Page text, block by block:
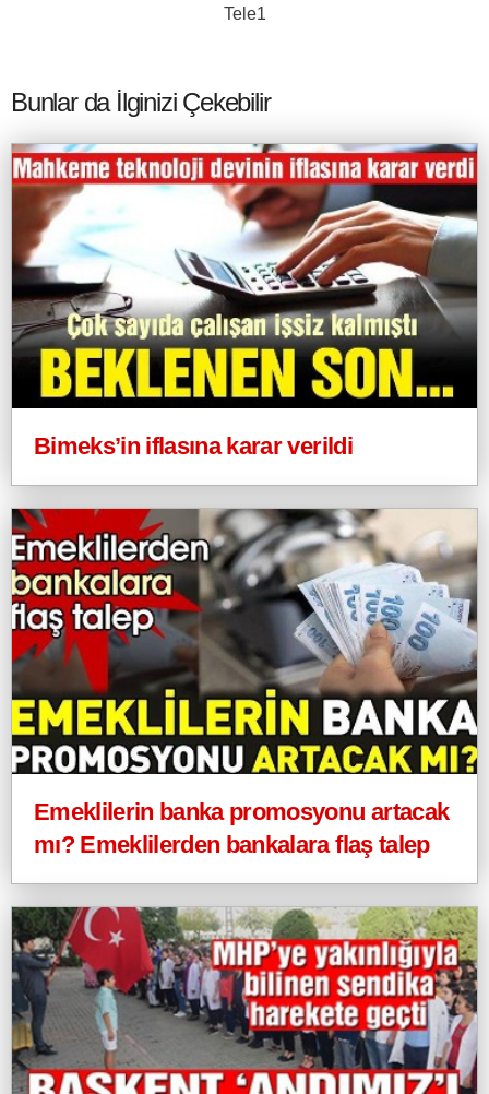
Tele1
Bunlar da İlginizi Çekebilir
Bimeks’in iflasına karar verildi
Emeklilerin banka promosyonu artacak
mı? Emeklilerden bankalara flaş talep